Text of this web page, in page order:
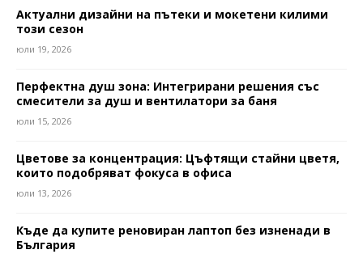
Актуални дизайни на пътеки и мокетени килими
този сезон
юли 19, 2026
Перфектна душ зона: Интегрирани решения със
смесители за душ и вентилатори за баня
юли 15, 2026
Цветове за концентрация: Цъфтящи стайни цветя,
които подобряват фокуса в офиса
юли 13, 2026
Къде да купите реновиран лаптоп без изненади в
България